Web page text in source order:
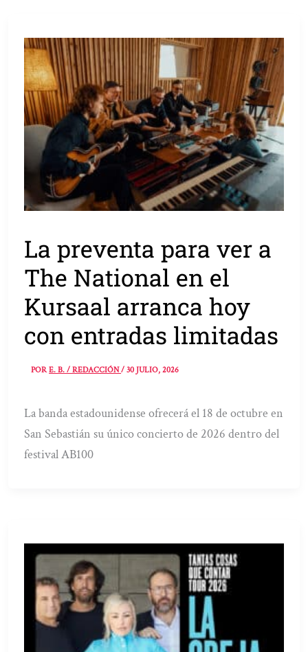
La preventa para ver a
The National en el
Kursaal arranca hoy
con entradas limitadas
PORE. B. / REDACCIÓN/30 JULIO, 2026
La banda estadounidense ofrecerá el 18 de octubre en
San Sebastián su único concierto de 2026 dentro del
festival AB100